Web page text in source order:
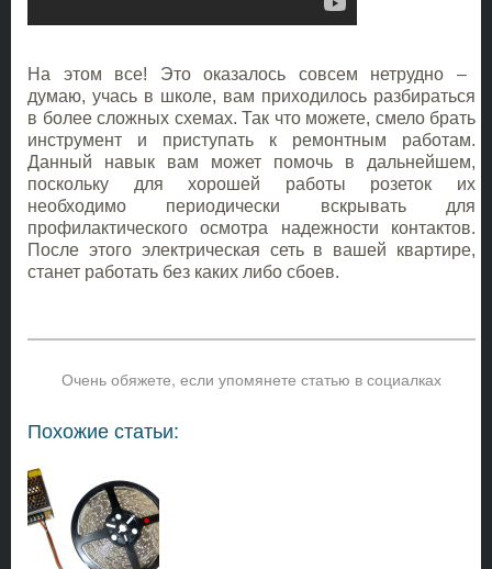
На этом все! Это оказалось совсем нетрудно –
думаю, учась в школе, вам приходилось разбираться
в более сложных схемах. Так что можете, смело брать
инструмент и приступать к ремонтным работам.
Данный навык вам может помочь в дальнейшем,
поскольку для хорошей работы розеток их
необходимо периодически вскрывать для
профилактического осмотра надежности контактов.
После этого электрическая сеть в вашей квартире,
станет работать без каких либо сбоев.
Очень обяжете, если упомянете статью в социалках
Похожие статьи: